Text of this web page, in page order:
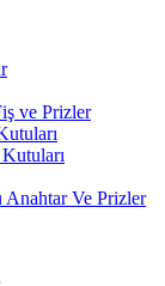
ve Prizler
Anahtar Ve Prizler